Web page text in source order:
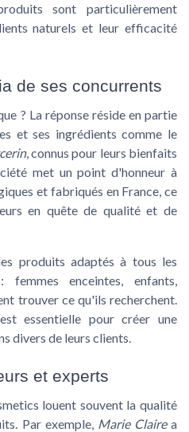
sont particulièrement
naturels et leur efficacité
de ses concurrents
? La réponse réside en partie
et ses ingrédients comme le
, connus pour leurs bienfaits
met un point d'honneur à
et fabriqués en France , ce
en quête de qualité et de
produits adaptés à tous les
enceintes, enfants,
trouver ce qu'ils recherchent.
essentielle pour créer une
divers de leurs clients.
et experts
louent souvent la qualité
Par exemple, Marie Clairea